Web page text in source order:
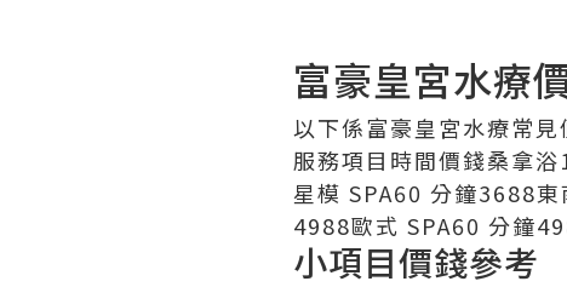
富豪皇宮水療
以下係富豪皇宮水療常
服務項目時間價錢桑拿
星模 SPA60 分鐘3688
4988歐式 SPA60 分鐘
小項目價錢參考